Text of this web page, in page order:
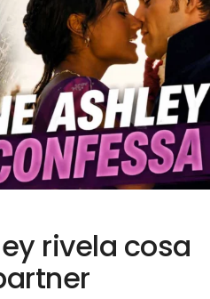
rivela cosa